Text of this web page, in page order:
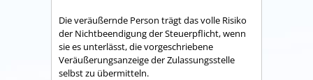
Die veräußernde Person trägt das volle Risiko
der Nichtbeendigung der Steuerpflicht, wenn
sie es unterlässt, die vorgeschriebene
Veräußerungsanzeige der Zulassungsstelle
selbst zu übermitteln.